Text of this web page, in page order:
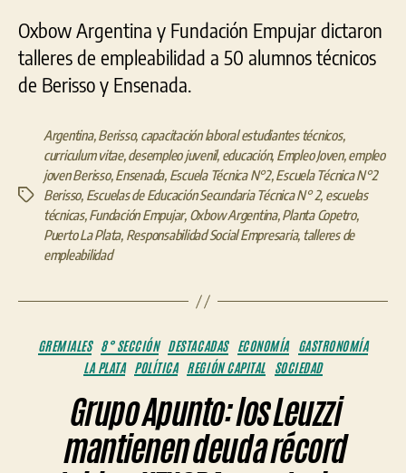
Oxbow Argentina y Fundación Empujar dictaron
talleres de empleabilidad a 50 alumnos técnicos
de Berisso y Ensenada.
Etiquetas
Argentina,Berisso, capacitación laboral estudiantes técnicos,
curriculum vitae,desempleo juvenil, educación, Empleo Joven,empleo
joven Berisso,Ensenada, Escuela Técnica N°2,Escuela Técnica N°2
Berisso, Escuelas de Educación Secundaria Técnica N° 2, escuelas
técnicas,Fundación Empujar, Oxbow Argentina,Planta Copetro,
Puerto La Plata, Responsabilidad Social Empresaria, talleres de
empleabilidad
Categorías
GREMIALES 8° SECCIÓN DESTACADAS ECONOMÍA
GASTRONOMÍA
LA PLATA POLÍTICA REGIÓN CAPITAL SOCIEDAD
Grupo Apunto: los Leuzzi
mantienen deuda récord